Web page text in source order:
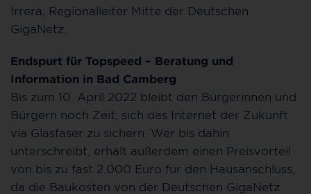
Irrera, Regionalleiter Mitte der Deutschen
GigaNetz.
Endspurt für Topspeed – Beratung und
Information in Bad Camberg
Bis zum 10. April 2022 bleibt den Bürgerinnen und
Bürgern noch Zeit, sich das Internet der Zukunft
via Glasfaser zu sichern. Wer bis dahin
unterschreibt, erhält außerdem einen Preisvorteil
von bis zu fast 2.000 Euro für den Hausanschluss,
da die Baukosten von der Deutschen GigaNetz